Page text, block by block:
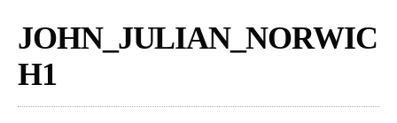
JOHN_JULIAN_NORWIC
H1